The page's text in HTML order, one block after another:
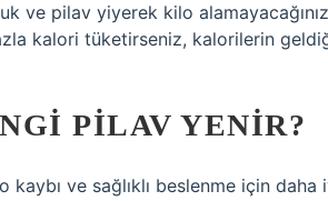
ve pilav yiyerek kilo
kalori tüketirseniz, kalorilerin
PILAV YENIR?
kaybı ve sağlıklı beslenme için